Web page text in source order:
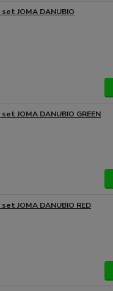
JOMA DANUBIO
JOMA DANUBIO GREEN
JOMA DANUBIO RED